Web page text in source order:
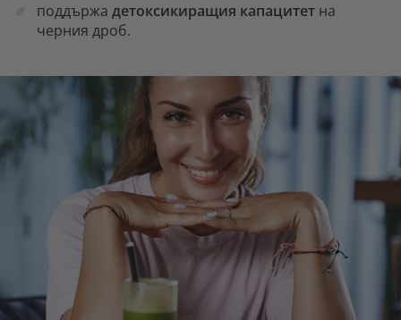
поддържа детоксикиращия капацитет на
черния дроб.